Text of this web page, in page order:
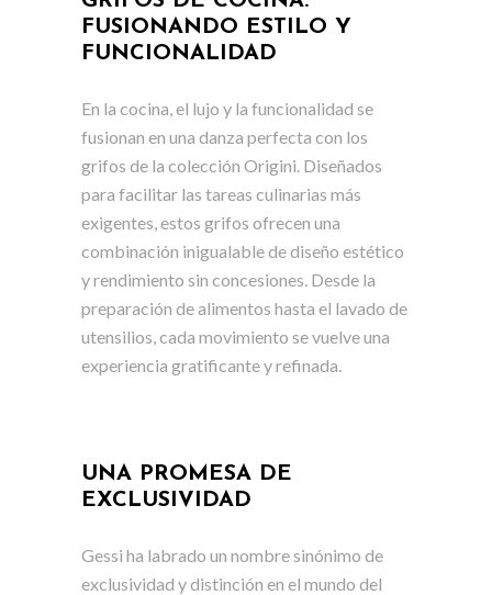
FUSIONANDO ESTILO Y
FUNCIONALIDAD
En la cocina, el lujo y la funcionalidad se
fusionan en una danza perfecta con los
grifos de la colección Origini. Diseñados
para facilitar las tareas culinarias más
exigentes, estos grifos ofrecen una
combinación inigualable de diseño estético
y rendimiento sin concesiones. Desde la
preparación de alimentos hasta el lavado de
utensilios, cada movimiento se vuelve una
experiencia gratificante y refinada.
UNA PROMESA DE
EXCLUSIVIDAD
Gessi ha labrado un nombre sinónimo de
exclusividad y distinción en el mundo del